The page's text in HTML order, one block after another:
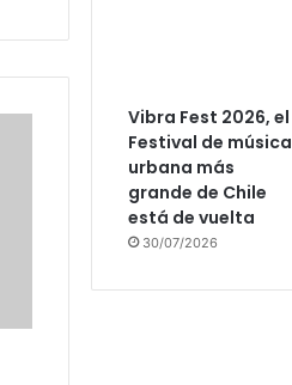
Vibra Fest 2026, el
Festival de música
urbana más
grande de Chile
está de vuelta
30/07/2026